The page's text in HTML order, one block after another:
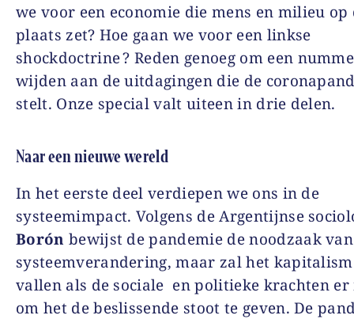
we voor een economie die mens en milieu op
plaats zet? Hoe gaan we voor een linkse
shockdoctrine ? Reden genoeg om een
wijden aan de uitdagingen die de
stelt. Onze special valt uiteen in drie delen.
Naar een nieuwe wereld
In het eerste deel verdiepen we ons in de
systeemimpact. Volgens de Argentijnse
Borón bewijst de pandemie de noodzaak
systeemverandering, maar zal het
vallen als de sociale en politieke krachten
om het de beslissende stoot te geven. De